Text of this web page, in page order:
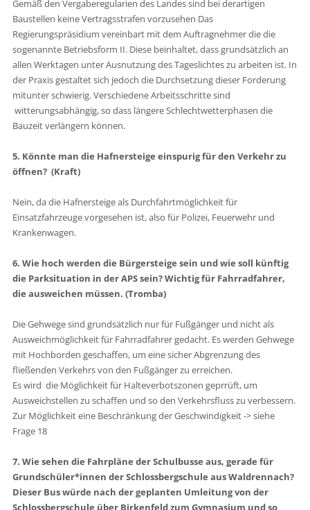
Gemäß den Vergaberegularien des Landes sind bei derartigen
Baustellen keine Vertragsstrafen vorzusehen Das
Regierungspräsidium vereinbart mit dem Auftragnehmer die die
sogenannte Betriebsform II. Diese beinhaltet, dass grundsätzlich an
allen Werktagen unter Ausnutzung des Tageslichtes zu arbeiten ist. In
der Praxis gestaltet sich jedoch die Durchsetzung dieser Forderung
mitunter schwierig. Verschiedene Arbeitsschritte sind
witterungsabhängig, so dass längere Schlechtwetterphasen die
Bauzeit verlängern können.
5. Könnte man die Hafnersteige einspurig für den Verkehr zu
öffnen? (Kraft)
Nein, da die Hafnersteige als Durchfahrtmöglichkeit für
Einsatzfahrzeuge vorgesehen ist, also für Polizei, Feuerwehr und
Krankenwagen.
6. Wie hoch werden die Bürgersteige sein und wie soll künftig
die Parksituation in der APS sein? Wichtig für Fahrradfahrer,
die ausweichen müssen. (Tromba)
Die Gehwege sind grundsätzlich nur für Fußgänger und nicht als
Ausweichmöglichkeit für Fahrradfahrer gedacht. Es werden Gehwege
mit Hochborden geschaffen, um eine sicher Abgrenzung des
fließenden Verkehrs von den Fußgänger zu erreichen.
Es wird die Möglichkeit für Halteverbotszonen geprrüft, um
Ausweichstellen zu schaffen und so den Verkehrsfluss zu verbessern.
Zur Möglichkeit eine Beschränkung der Geschwindigkeit -> siehe
Frage 18
7. Wie sehen die Fahrpläne der Schulbusse aus, gerade für
Grundschüler*innen der Schlossbergschule aus Waldrennach?
Dieser Bus würde nach der geplanten Umleitung von der
Schlossbergschule über Birkenfeld zum Gymnasium und so